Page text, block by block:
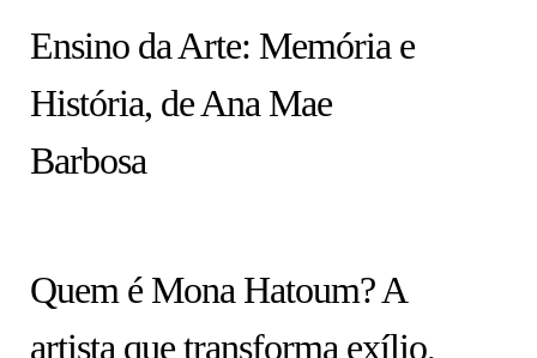
Ensino da Arte: Memória e
História, de Ana Mae
Barbosa
Quem é Mona Hatoum? A
artista que transforma exílio,